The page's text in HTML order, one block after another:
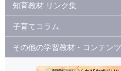
知育教材 リンク集
子育てコラム
その他の学習教材・コンテンツ